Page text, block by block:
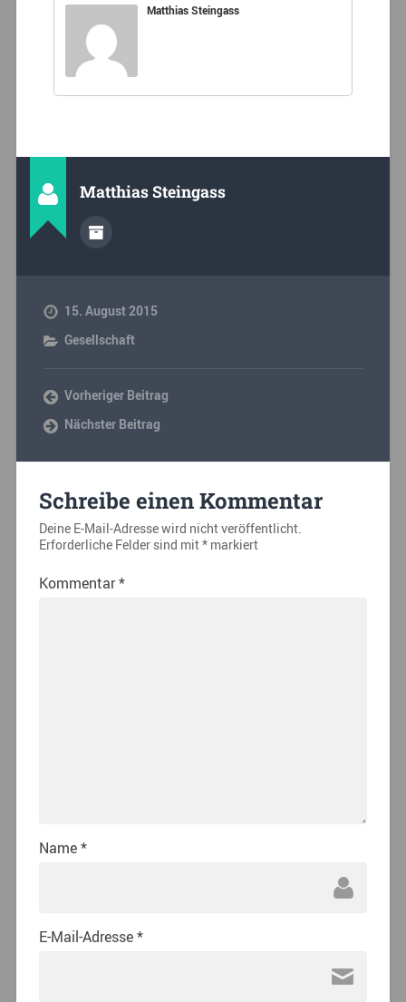
Matthias Steingass
Matthias Steingass
15. August 2015
Gesellschaft
Vorheriger Beitrag
Nächster Beitrag
Schreibe einen Kommentar
Deine E-Mail-Adresse wird nicht veröffentlicht.
Erforderliche Felder sind mit*markiert
Kommentar*
Name*
E-Mail-Adresse*